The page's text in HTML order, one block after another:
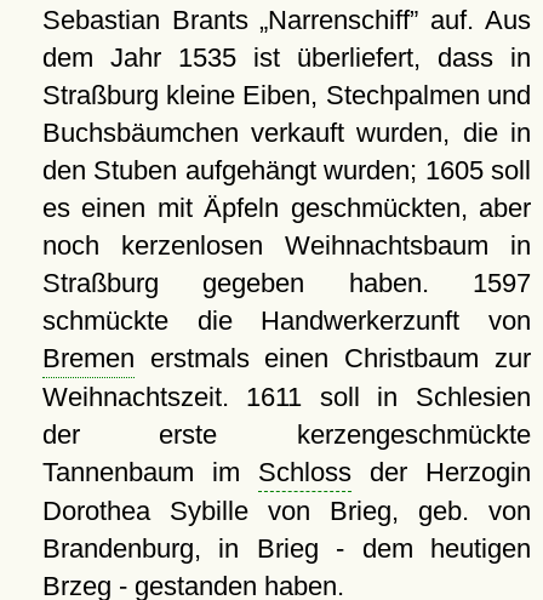
Sebastian Brants Narrenschiff
auf. Aus
dem Jahr 1535 ist überliefert, dass in
Straßburg kleine Eiben, Stechpalmen und
Buchsbäumchen verkauft wurden, die in
den Stuben aufgehängt wurden; 1605 soll
es einen mit Äpfeln geschmückten, aber
noch kerzenlosen Weihnachtsbaum in
Straßburg gegeben haben. 1597
schmückte die Handwerkerzunft von
Bremen erstmals einen Christbaum zur
Weihnachtszeit. 1611 soll in Schlesien
der erste kerzengeschmückte
Tannenbaum im Schlossder Herzogin
Dorothea Sybille von Brieg, geb. von
Brandenburg, in Brieg - dem heutigen
Brzeg - gestanden haben.